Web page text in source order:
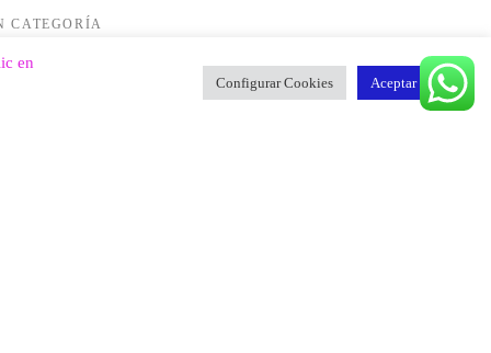
CATEGORÍA
Quotes
en
Configurar Cookies Aceptar Todo